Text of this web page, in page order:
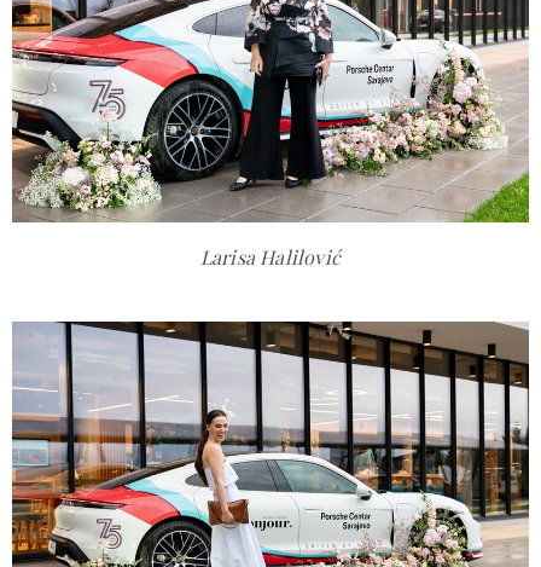
Larisa Halilović